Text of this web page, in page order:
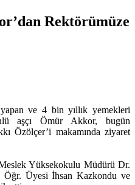
Rektörümüze
ve 4 bin yıllık yemekleri
aşçı Ömür Akkor, bugün
Özölçer’i makamında ziyaret
Yüksekokulu Müdürü Dr.
Üyesi İhsan Kazkondu ve